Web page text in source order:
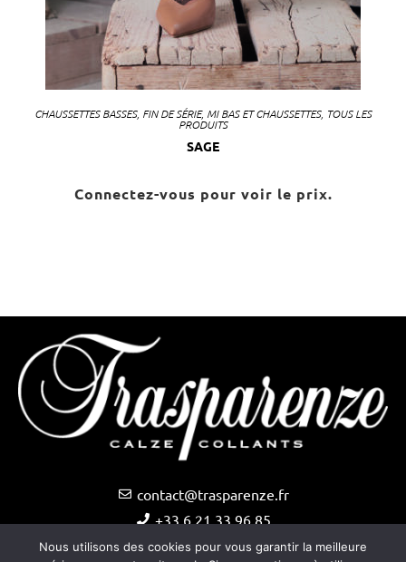
CHAUSSETTES BASSES, FIN DE SÉRIE, MI BAS ET CHAUSSETTES, TOUS LES
PRODUITS
SAGE
Connectez-vous pour voir le prix.
contact@trasparenze.fr
+33 6 21 33 96 85
Nous utilisons des cookies pour vous garantir la meilleure